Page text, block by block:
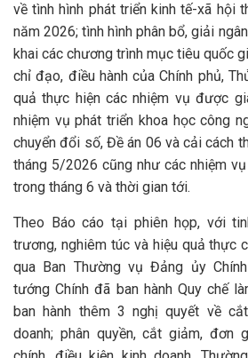
về tình hình phát triển kinh tế-xã hội
năm 2026; tình hình phân bổ, giải
khai các chương trình mục tiêu quốc
chỉ đạo, điều hành của Chính phủ,
quả thực hiện các nhiệm vụ được
nhiệm vụ phát triển khoa học công
chuyển đổi số, Đề án 06 và cải cách
tháng 5/2026 cũng như các nhiệm
trong tháng 6 và thời gian tới.
Theo Báo cáo tại phiên họp, với
trương, nghiêm túc và hiệu quả thực
qua Ban Thường vụ Đảng ủy
tướng Chính đã ban hành Quy chế
ban hành thêm 3 nghị quyết về
doanh; phân quyền, cắt giảm, đơn